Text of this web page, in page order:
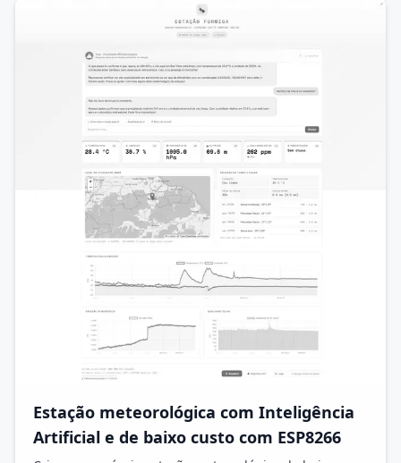
Estação meteorológica com Inteligência
Artificial e de baixo custo com ESP8266